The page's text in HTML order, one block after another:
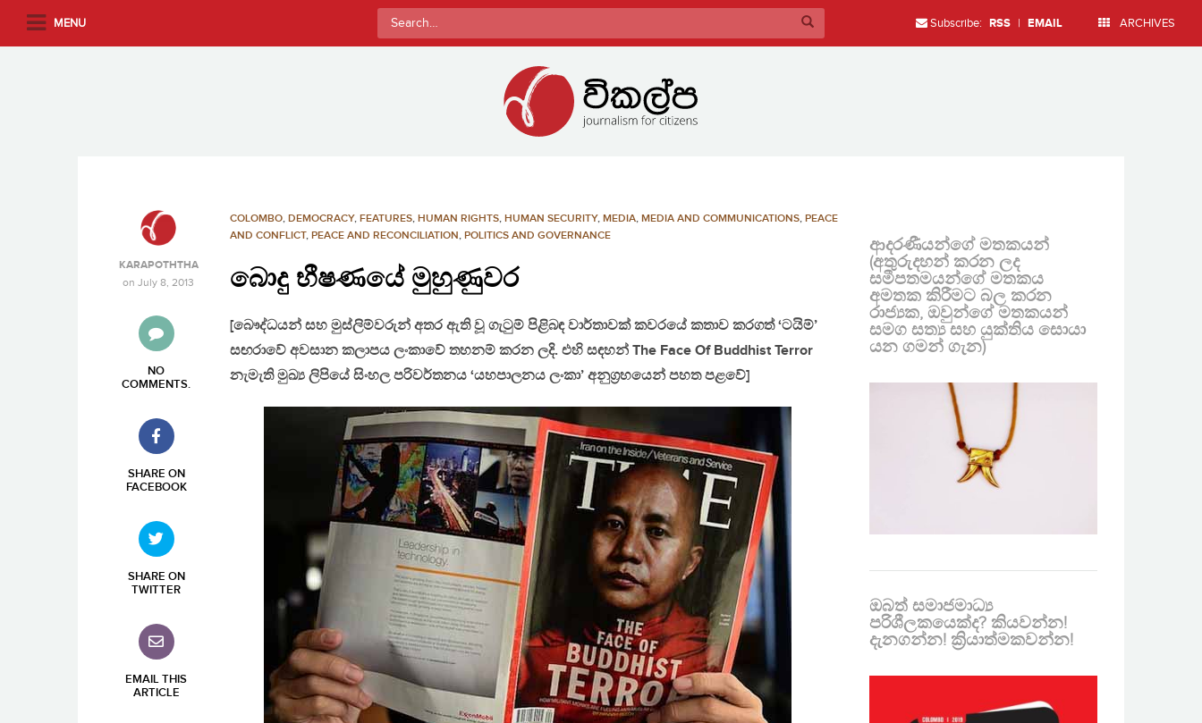
MENU
Search
for:
Subscribe: RSS | EMAIL ARCHIVES
COLOMBO, DEMOCRACY, FEATURES, HUMAN RIGHTS, HUMAN SECURITY, MEDIA, MEDIA AND COMMUNICATIONS, PEACE
AND CONFLICT, PEACE AND RECONCILIATION, POLITICS AND GOVERNANCE
බොදු භීෂණයේ මුහුණුවර
KARAPOTHTHA
on July 8, 2013
NO
COMMENTS.
SHARE ON
FACEBOOK
SHARE ON
TWITTER
EMAIL THIS
ARTICLE
[බෞද්ධයන් සහ මුස්ලිම්වරුන් අතර ඇති වූ ගැටුම් පිළිබඳ වාර්තාවක් කවරයේ කතාව කරගත්‘ටයිම්’
සඟරාවේ අවසාන කලාපය ලංකාවේ තහනම් කරන ලදි. එහි සඳහන් The Face Of Buddhist Terror
නැමැති මුඛ්‍ය ලිපියේ සිංහල පරිවර්තනය ‘යහපාලනය ලංකා’ අනුග‍්‍රහයෙන් පහත පළවේ]
ආදරණීයන්ගේ මතකයන්
(අතුරුදහන් කරන ලද
සමීපතමයන්ගේ මතකය
අමතක කිරීමට බල කරන
රාජ්‍යක, ඔවුන්ගේ මතකයන්
සමග සත්‍ය සහ යුක්තිය සොයා
යන ගමන් ගැන)
ඔබත් සමාජමාධ්‍ය
පරිශීලකයෙක්ද? කියවන්න!
දැනගන්න! ක්‍රියාත්මකවන්න!